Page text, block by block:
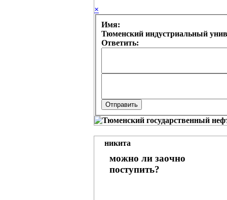
×
Имя:
Тюменский индустриальный
Ответить:
никита
можно ли заочно
поступить?